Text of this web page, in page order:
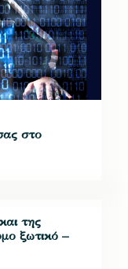
στο
της
ξωτικό –